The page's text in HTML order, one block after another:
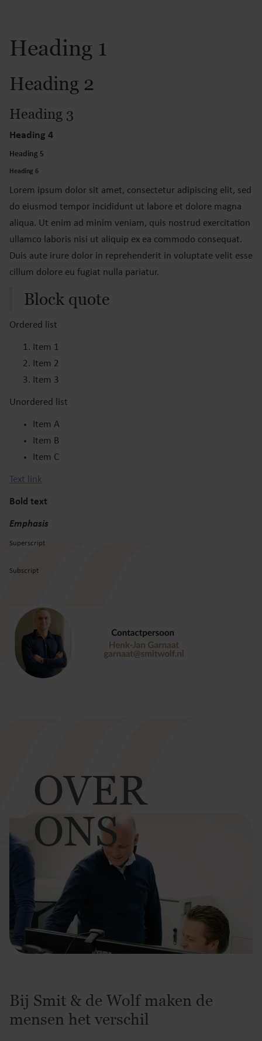
Heading 1
Heading 2
Heading 3
Heading 4
Heading 5
Heading 6
Lorem ipsum dolor sit amet, consectetur adipiscing elit, sed
do eiusmod tempor incididunt ut labore et dolore magna
aliqua. Ut enim ad minim veniam, quis nostrud exercitation
ullamco laboris nisi ut aliquip ex ea commodo consequat.
Duis aute irure dolor in reprehenderit in voluptate velit esse
cillum dolore eu fugiat nulla pariatur.
Block quote
Ordered list
Item 1
Item 2
Item 3
Unordered list
Item A
Item B
Item C
Text link
Bold text
Emphasis
Superscript
Subscript
OVER
ONS
Bij Smit & de Wolf maken de
mensen het verschil